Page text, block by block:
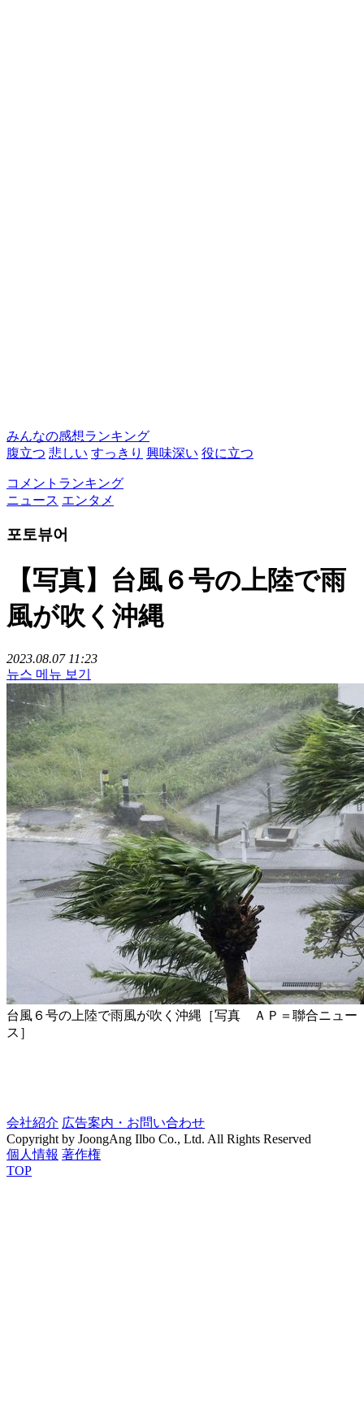
みんなの感想ランキング
腹立つ 悲しい すっきり 興味深い 役に立つ
コメントランキング
ニュース エンタメ
포토뷰어
【写真】台風６号の上陸で雨
風が吹く沖縄
2023.08.07 11:23
뉴스 메뉴 보기
台風６号の上陸で雨風が吹く沖縄［写真 ＡＰ＝聯合ニュー
ス］
会社紹介 広告案内・お問い合わせ
Copyright by JoongAng Ilbo Co., Ltd. All Rights Reserved
個人情報 著作権
TOP